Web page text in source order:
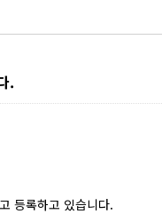
.
등록하고 있습니다.